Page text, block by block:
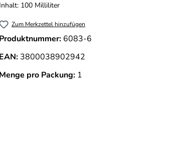
Inhalt: 100 Milliliter
Zum Merkzettel hinzufügen
Produktnummer: 6083-6
EAN: 3800038902942
Menge pro Packung: 1